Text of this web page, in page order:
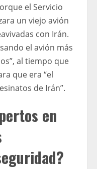
el Servicio
un viejo avión
con Irán.
el avión más
al tiempo que
que era “el
de Irán”.
en